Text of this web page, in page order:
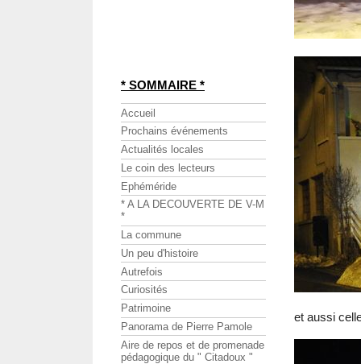
et aussi
* SOMMAIRE *
Accueil
Prochains événements
Actualités locales
Le coin des lecteurs
Ephéméride
* A LA DECOUVERTE DE V-M
*
La commune
Un peu d'histoire
Autrefois
Curiosités
Patrimoine
Panorama de Pierre Pamole
Aire de repos et de promenade
pédagogique du " Citadoux "